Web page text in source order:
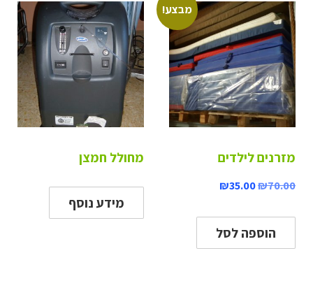
מבצע!
מזרנים לילדים
₪70.00
₪35.00
הוספה לסל
מחולל חמצן
מידע נוסף